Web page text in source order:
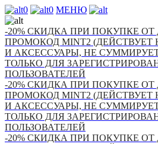
0 0 МЕНЮ
-20% СКИДКА ПРИ ПОКУПКЕ
ПРОМОКОД MINT2 (ДЕЙСТВУЕТ
И АКСЕССУАРЫ, НЕ
ТОЛЬКО ДЛЯ
ПОЛЬЗОВАТЕЛЕЙ
-20% СКИДКА ПРИ ПОКУПКЕ
ПРОМОКОД MINT2 (ДЕЙСТВУЕТ
И АКСЕССУАРЫ, НЕ
ТОЛЬКО ДЛЯ
ПОЛЬЗОВАТЕЛЕЙ
-20% СКИДКА ПРИ ПОКУПКЕ